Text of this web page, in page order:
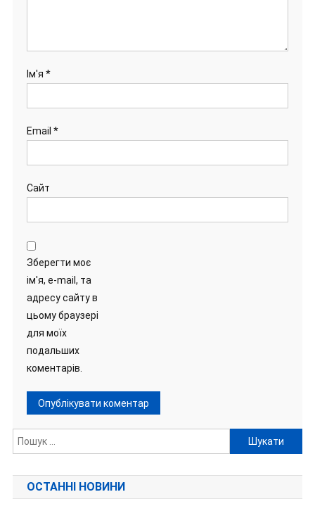
Ім'я *
Email *
Сайт
Зберегти моє
ім'я, e-mail, та
адресу сайту в
цьому браузері
для моїх
подальших
коментарів.
Пошук:
ОСТАННІ НОВИНИ